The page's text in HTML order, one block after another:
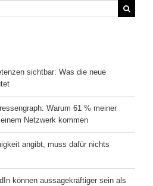
sichtbar: Was die neue
Warum 61 % meiner
Netzwerk kommen
angibt, muss dafür nichts
können aussagekräftiger sein als